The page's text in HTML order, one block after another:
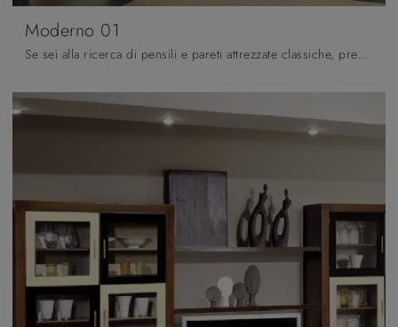
Moderno 01
Se sei alla ricerca di pensili e pareti attrezzate classiche, prediligi il modello Moderno 01 di Fratelli Mirandola: clicca e ottieni informazioni!